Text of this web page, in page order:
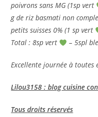
poivrons sans MG (1sp vert
g de riz basmati non
petits suisses 0% (1 sp vert
Total : 8sp vert
– 5spl
Excellente journée à toutes
Lilou3158 : blog cuisine
Tous droits réservés